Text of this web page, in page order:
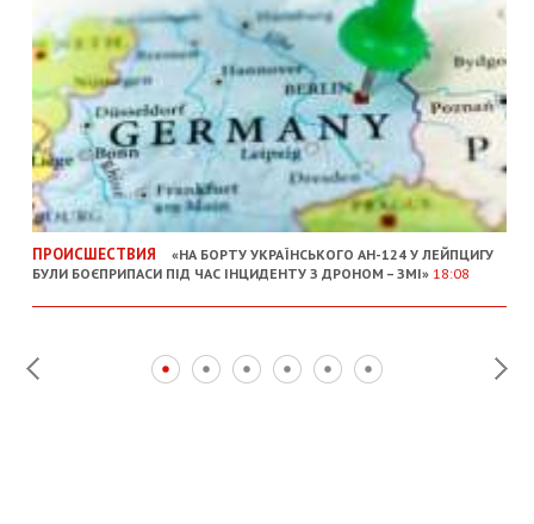
ПРОИСШЕСТВИЯ
«НА БОРТУ УКРАЇНСЬКОГО АН-124 У ЛЕЙПЦИГУ
БУЛИ БОЄПРИПАСИ ПІД ЧАС ІНЦИДЕНТУ З ДРОНОМ – ЗМІ» 18:08